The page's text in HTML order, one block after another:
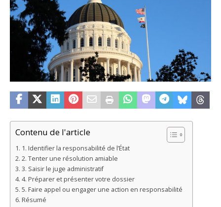
Contenu de l'article
1. Identifier la responsabilité de l’État
2. Tenter une résolution amiable
3. Saisir le juge administratif
4. Préparer et présenter votre dossier
5. Faire appel ou engager une action en responsabilité
Résumé